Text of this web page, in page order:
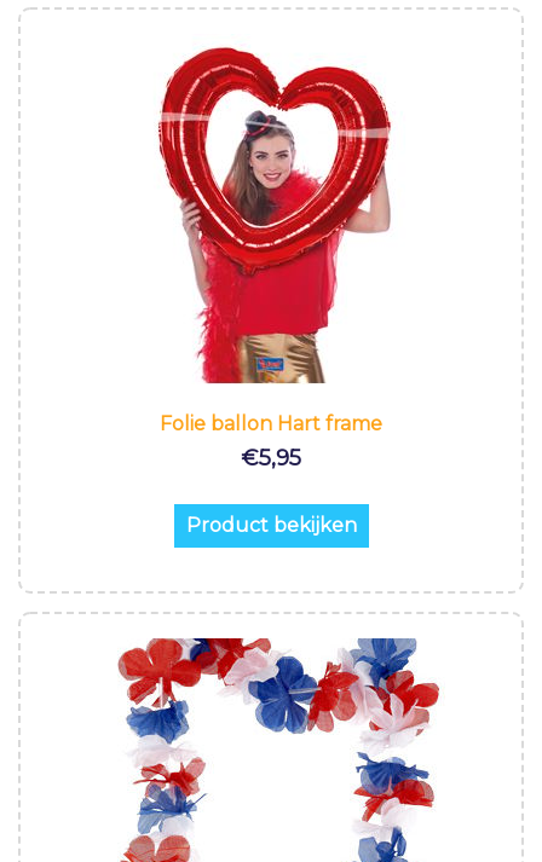
Folie ballon Hart frame
€5,95
Product bekijken